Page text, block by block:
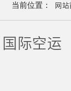
当前位置： 网站
国际空运